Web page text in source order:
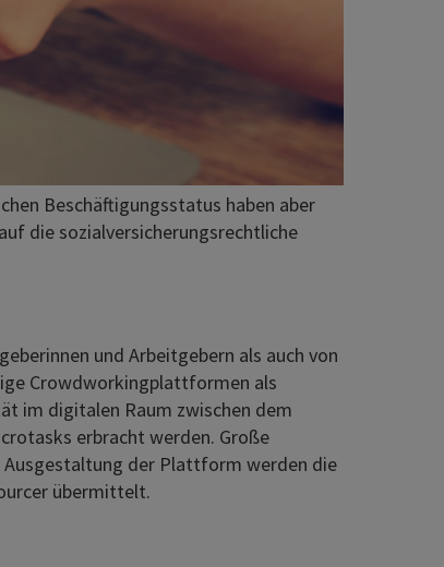
Beschäftigungsstatus haben aber
die sozialversicherungsrechtliche
und Arbeitgebern als auch von
Crowdworkingplattformen als
im digitalen Raum zwischen dem
erbracht werden. Große
der Plattform werden die
übermittelt.